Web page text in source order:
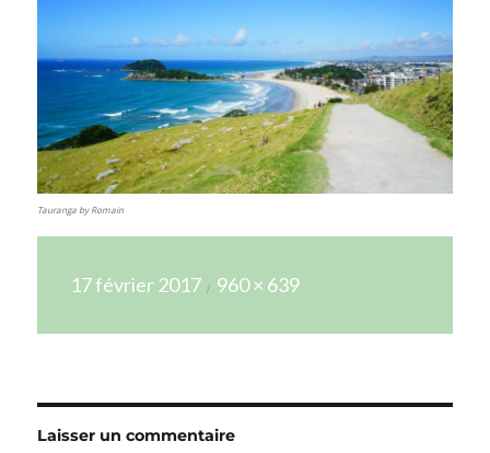
Tauranga by Romain
17 février 2017
réelle
960 × 639
Laisser un commentaire